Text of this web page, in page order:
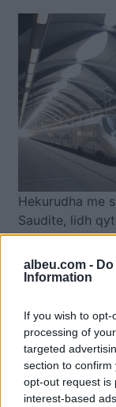
albeu.com -
Information
If you wish to
processing of
targeted
section to
opt-out request is
interest-based
Hekurudha me
Saudite, lidh
me shpejtësi
përballojnë